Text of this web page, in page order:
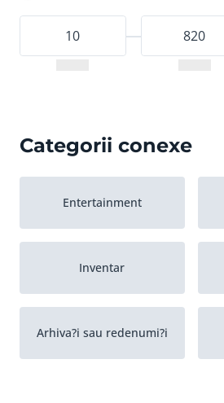
Categorii conexe
Entertainment
Inventar
Arhiva?i sau redenumi?i